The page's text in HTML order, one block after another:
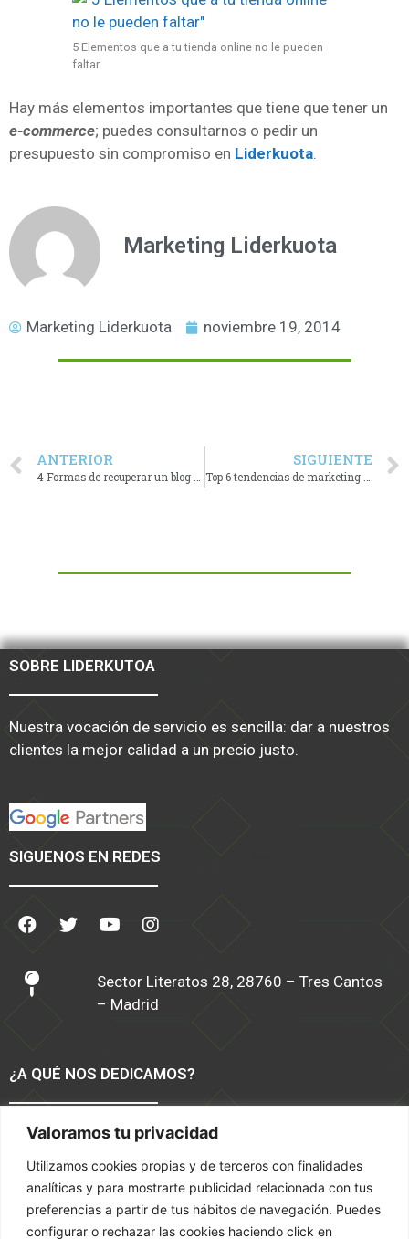
Valoramos tu privacidad
Utilizamos cookies propias y de terceros con finalidades
analíticas y para mostrarte publicidad relacionada con tus
preferencias a partir de tus hábitos de navegación. Puedes
configurar o rechazar las cookies haciendo click en
5 Elementos que a tu tienda online no le pueden
faltar
Hay más elementos importantes que tiene que tener un
e-commerce; puedes consultarnos o pedir un
presupuesto sin compromiso en Liderkuota
Marketing Liderkuota
Marketing Liderkuota noviembre 19, 2014
ANTERIOR SIGUIENTE
SOBRE LIDERKUTOA
Nuestra vocación de servicio es sencilla: dar a nuestros
clientes la mejor calidad a un precio justo.
SIGUENOS EN REDES
Sector Literatos 28, 28760 – Tres Cantos
– Madrid
¿A QUÉ NOS DEDICAMOS?
Software TPV Moda y Calzado
Tiendas Online
Servicios
Marketing